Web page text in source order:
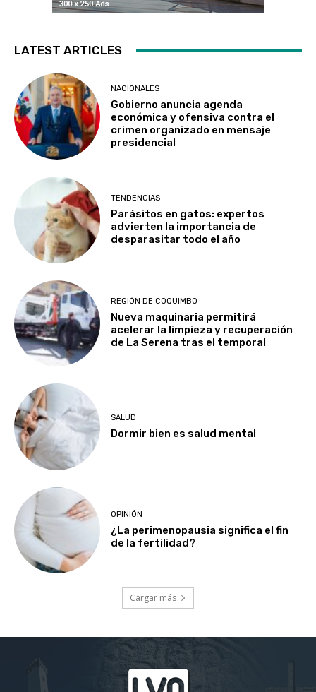
LATEST ARTICLES
NACIONALES
Gobierno anuncia agenda
económica y ofensiva contra el
crimen organizado en mensaje
presidencial
TENDENCIAS
Parásitos en gatos: expertos
advierten la importancia de
desparasitar todo el año
REGIÓN DE COQUIMBO
Nueva maquinaria permitirá
acelerar la limpieza y recuperación
de La Serena tras el temporal
SALUD
Dormir bien es salud mental
OPINIÓN
¿La perimenopausia significa el fin
de la fertilidad?
Cargar más